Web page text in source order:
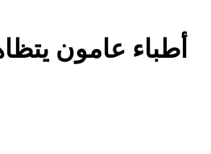
أطباء عامون